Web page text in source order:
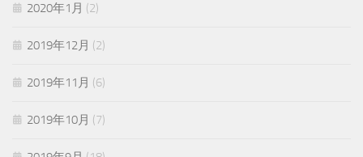
2020年1月 (2)
2019年12月 (2)
2019年11月 (6)
2019年10月 (7)